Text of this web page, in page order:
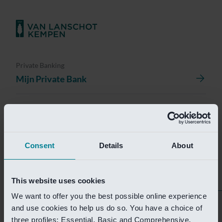
Consent Details About
This website uses cookies
We want to offer you the best possible online experience
and use cookies to help us do so. You have a choice of
three profiles: Essential, Basic and Comprehensive.
Private Banking
Mijn Private Bank
Investment Banking
Van Lanschot Kempen Research
Helaas is deze pagina